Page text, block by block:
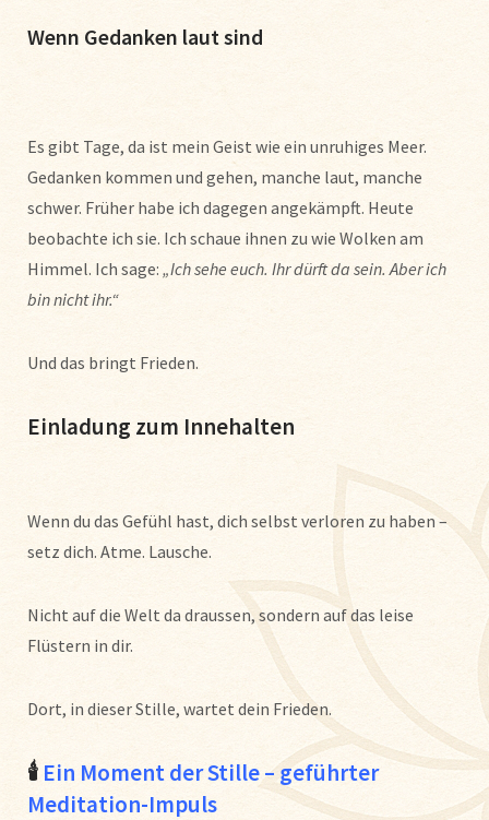
Wenn Gedanken laut sind
Es gibt Tage, da ist mein Geist wie ein unruhiges Meer.
Gedanken kommen und gehen, manche laut, manche
schwer. Früher habe ich dagegen angekämpft. Heute
beobachte ich sie. Ich schaue ihnen zu wie Wolken am
Himmel. Ich sage: „Ich sehe euch. Ihr dürft da sein. Aber ich
bin nicht ihr.“
Und das bringt Frieden.
Einladung zum Innehalten
Wenn du das Gefühl hast, dich selbst verloren zu haben –
setz dich. Atme. Lausche.
Nicht auf die Welt da draussen, sondern auf das leise
Flüstern in dir.
Dort, in dieser Stille, wartet dein Frieden.
🕯 Ein Moment der Stille – geführter
Meditation-Impuls